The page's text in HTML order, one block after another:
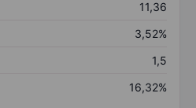
11,36
3,52%
1,5
16,32%